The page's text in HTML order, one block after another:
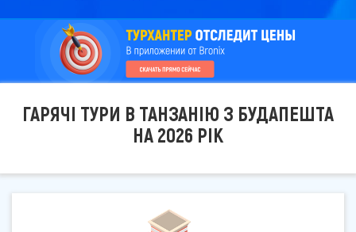
ГАРЯЧІ ТУРИ В ТАНЗАНІЮ З БУДАПЕШТА
НА 2026 РІК